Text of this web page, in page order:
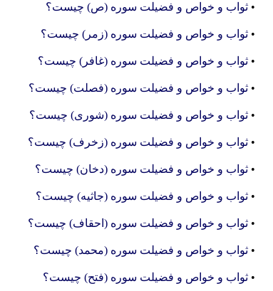
• ثواب و خواص و فضیلت سوره (ص) چیست؟
• ثواب و خواص و فضیلت سوره (زمر) چیست؟
• ثواب و خواص و فضیلت سوره (غافر) چیست؟
• ثواب و خواص و فضیلت سوره (فصلت) چیست؟
• ثواب و خواص و فضیلت سوره (شوری) چیست؟
• ثواب و خواص و فضیلت سوره (زخرف) چیست؟
• ثواب و خواص و فضیلت سوره (دخان) چیست؟
• ثواب و خواص و فضیلت سوره (جاثیه) چیست؟
• ثواب و خواص و فضیلت سوره (احقاف) چیست؟
• ثواب و خواص و فضیلت سوره (محمد) چیست؟
• ثواب و خواص و فضیلت سوره (فتح) چیست؟